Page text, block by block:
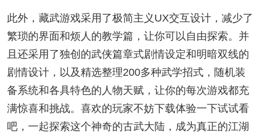
此外，藏武游戏采用了极简主义UX交互设计，减少了
繁琐的界面和烦人的教学篇，让你可以自由探索。并
且还采用了独创的武侠篇章式剧情设定和明暗双线的
剧情设计，以及精选整理200多种武学招式，随机装
备系统和各具特色的人物天赋，让你的每次游戏都充
满惊喜和挑战。喜欢的玩家不妨下载体验一下试试看
吧，一起探索这个神奇的古武大陆，成为真正的江湖